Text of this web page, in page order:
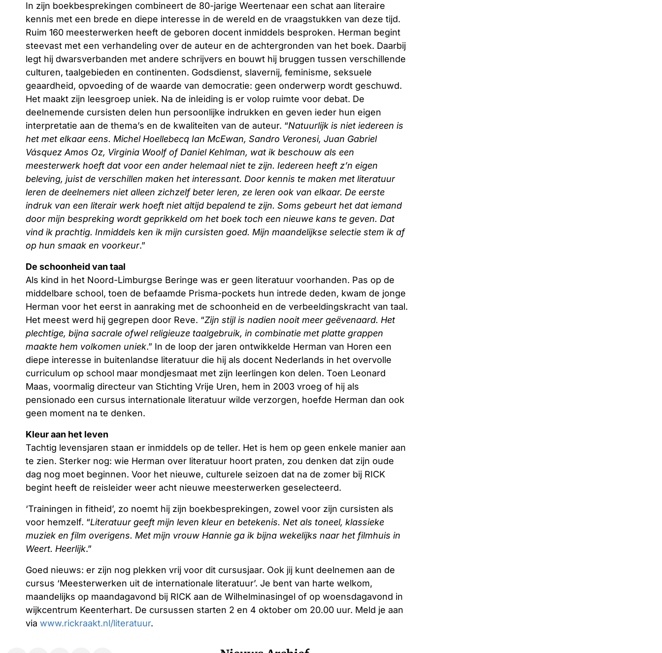
In zijn boekbesprekingen combineert de 80-jarige Weertenaar een schat aan literaire
kennis met een brede en diepe interesse in de wereld en de vraagstukken van deze tijd.
Ruim 160 meesterwerken heeft de geboren docent inmiddels besproken. Herman begint
steevast met een verhandeling over de auteur en de achtergronden van het boek. Daarbij
legt hij dwarsverbanden met andere schrijvers en bouwt hij bruggen tussen verschillende
culturen, taalgebieden en continenten. Godsdienst, slavernij, feminisme, seksuele
geaardheid, opvoeding of de waarde van democratie: geen onderwerp wordt geschuwd.
Het maakt zijn leesgroep uniek. Na de inleiding is er volop ruimte voor debat. De
deelnemende cursisten delen hun persoonlijke indrukken en geven ieder hun eigen
interpretatie aan de thema’s en de kwaliteiten van de auteur. “Natuurlijk is niet iedereen is
het met elkaar eens. Michel Hoellebecq Ian McEwan, Sandro Veronesi, Juan Gabriel
Vásquez Amos Oz, Virginia Woolf of Daniel Kehlman, wat ik beschouw als een
meesterwerk hoeft dat voor een ander helemaal niet te zijn. Iedereen heeft z’n eigen
beleving, juist de verschillen maken het interessant. Door kennis te maken met literatuur
leren de deelnemers niet alleen zichzelf beter leren, ze leren ook van elkaar. De eerste
indruk van een literair werk hoeft niet altijd bepalend te zijn. Soms gebeurt het dat iemand
door mijn bespreking wordt geprikkeld om het boek toch een nieuwe kans te geven. Dat
vind ik prachtig. Inmiddels ken ik mijn cursisten goed. Mijn maandelijkse selectie stem ik af
op hun smaak en voorkeur.”
De schoonheid van taal
Als kind in het Noord-Limburgse Beringe was er geen literatuur voorhanden. Pas op de
middelbare school, toen de befaamde Prisma-pockets hun intrede deden, kwam de jonge
Herman voor het eerst in aanraking met de schoonheid en de verbeeldingskracht van taal.
Het meest werd hij gegrepen door Reve. “Zijn stijl is nadien nooit meer geëvenaard. Het
plechtige, bijna sacrale ofwel religieuze taalgebruik, in combinatie met platte grappen
maakte hem volkomen uniek.” In de loop der jaren ontwikkelde Herman van Horen een
diepe interesse in buitenlandse literatuur die hij als docent Nederlands in het overvolle
curriculum op school maar mondjesmaat met zijn leerlingen kon delen. Toen Leonard
Maas, voormalig directeur van Stichting Vrije Uren, hem in 2003 vroeg of hij als
pensionado een cursus internationale literatuur wilde verzorgen, hoefde Herman dan ook
geen moment na te denken.
Kleur aan het leven
Tachtig levensjaren staan er inmiddels op de teller. Het is hem op geen enkele manier aan
te zien. Sterker nog: wie Herman over literatuur hoort praten, zou denken dat zijn oude
dag nog moet beginnen. Voor het nieuwe, culturele seizoen dat na de zomer bij RICK
begint heeft de reisleider weer acht nieuwe meesterwerken geselecteerd.
‘Trainingen in fitheid’, zo noemt hij zijn boekbesprekingen, zowel voor zijn cursisten als
voor hemzelf. “Literatuur geeft mijn leven kleur en betekenis. Net als toneel, klassieke
muziek en film overigens. Met mijn vrouw Hannie ga ik bijna wekelijks naar het filmhuis in
Weert. Heerlijk.”
Goed nieuws: er zijn nog plekken vrij voor dit cursusjaar. Ook jij kunt deelnemen aan de
cursus ‘Meesterwerken uit de internationale literatuur’. Je bent van harte welkom,
maandelijks op maandagavond bij RICK aan de Wilhelminasingel of op woensdagavond in
wijkcentrum Keenterhart. De cursussen starten 2 en 4 oktober om 20.00 uur. Meld je aan
via www.rickraakt.nl/literatuur.